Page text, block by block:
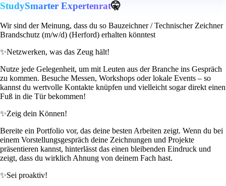
StudySmarter Expertenrat🤫
Wir sind der Meinung, dass du so Bauzeichner / Technischer Zeichner
Brandschutz (m/w/d) (Herford) erhalten könntest
✨Netzwerken, was das Zeug hält!
Nutze jede Gelegenheit, um mit Leuten aus der Branche ins Gespräch
zu kommen. Besuche Messen, Workshops oder lokale Events – so
kannst du wertvolle Kontakte knüpfen und vielleicht sogar direkt einen
Fuß in die Tür bekommen!
✨Zeig dein Können!
Bereite ein Portfolio vor, das deine besten Arbeiten zeigt. Wenn du bei
einem Vorstellungsgespräch deine Zeichnungen und Projekte
präsentieren kannst, hinterlässt das einen bleibenden Eindruck und
zeigt, dass du wirklich Ahnung von deinem Fach hast.
✨Sei proaktiv!